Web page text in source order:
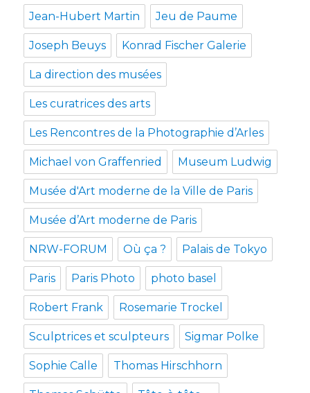
Jean-Hubert Martin Jeu de Paume
Joseph Beuys Konrad Fischer Galerie
La direction des musées
Les curatrices des arts
Les Rencontres de la Photographie d’Arles
Michael von Graffenried Museum Ludwig
Musée d'Art moderne de la Ville de Paris
Musée d’Art moderne de Paris
NRW-FORUM Où ça ? Palais de Tokyo
Paris Paris Photo photo basel
Robert Frank Rosemarie Trockel
Sculptrices et sculpteurs Sigmar Polke
Sophie Calle Thomas Hirschhorn